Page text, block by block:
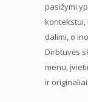
pasižymi
kontekstui,
dalimi, o
Dirbtuvės
menu,
ir